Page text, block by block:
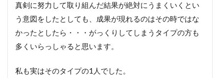
途中
経過
切な
プロ
た
真剣に努力して取り組んだ結果が絶対にうまくいくとい
う意図をしたとしても、成果が現れるのはその時ではな
かったとしたら・・・がっくりしてしまうタイプの方も
多くいらっしゃると思います。
私も実はそのタイプの1人でした。